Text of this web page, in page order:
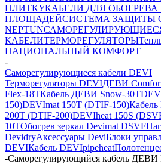
ПЛИТКУКАБЕЛИ ДЛЯ
ПЛОЩАДЕЙСИСТЕМА ЗАЩИТЫ
NEPTUN
КАБЕЛИТЕРМОРЕГУЛЯТОРЫ
НАЦИОНАЛЬНЫЙ КОМФОРТ
-
Саморегулирующиеся кабели DEVI
Терморегуляторы DEVIДЕВИ
Flex-18TКабель ДЕВИ Snow-30T
150)DEVImat 150T (DTIF-150)
200T (DTIF-200)DEVIheat 150S
10TОбогрев зеркал Devimat DSVF
DevidryАксессуары DeviБлоки
DEVIКабель DEVIpipeheat
-Cаморегулирующийся кабель ДЕВИ